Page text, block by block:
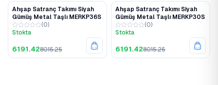
%23
Ahşap Satranç Takımı Siyah
Gümüş Metal Taşlı MERKP36S
(0)
Stokta
6191.428015.25
%23
Ahşap Satranç Takımı Siyah
Gümüş Metal Taşlı MERKP30S
(0)
Stokta
6191.428015.25